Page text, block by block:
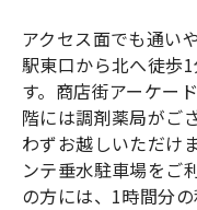
アクセス面でも通い
駅東口から北へ徒歩
す。商店街アーケー
階には調剤薬局がご
わずお越しいただけ
ンテ垂水駐車場をご
の方には、1時間分の